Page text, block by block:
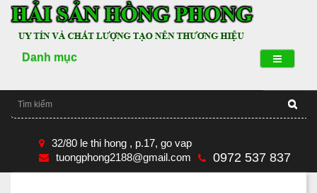
Danh mục
32/80 le thi hong , p.17, go vap
tuongphong2188@gmail.com
0972 537 837